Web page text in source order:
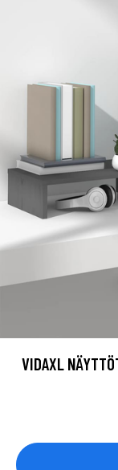
VIDAXL